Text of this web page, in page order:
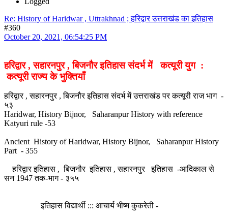
Re: History of Haridwar , Uttrakhnad ; हरिद्वार उत्तराखंड का इतिहास
#360
October 20, 2021, 06:54:25 PM
हरिद्वार , सहारनपुर , बिजनौर इतिहास संदर्भ में कत्यूरी युग :
कत्यूरी राज्य के भुक्तियाँ
हरिद्वार , सहारनपुर , बिजनौर इतिहास संदर्भ में उत्तराखंड पर कत्यूरी राज भाग -
५३
Haridwar, History Bijnor, Saharanpur History with reference
Katyuri rule -53
Ancient History of Haridwar, History Bijnor, Saharanpur History
Part - 355
हरिद्वार इतिहास , बिजनौर इतिहास , सहारनपुर इतिहास -आदिकाल से
सन 1947 तक-भाग - ३५५
इतिहास विद्यार्थी ::: आचार्य भीष्म कुकरेती -